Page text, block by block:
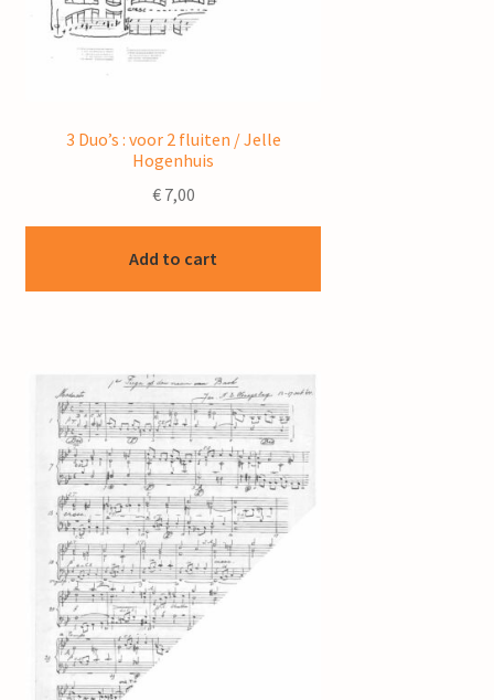
3 Duo’s : voor 2 fluiten / Jelle
Hogenhuis
€7,00
Add to cart